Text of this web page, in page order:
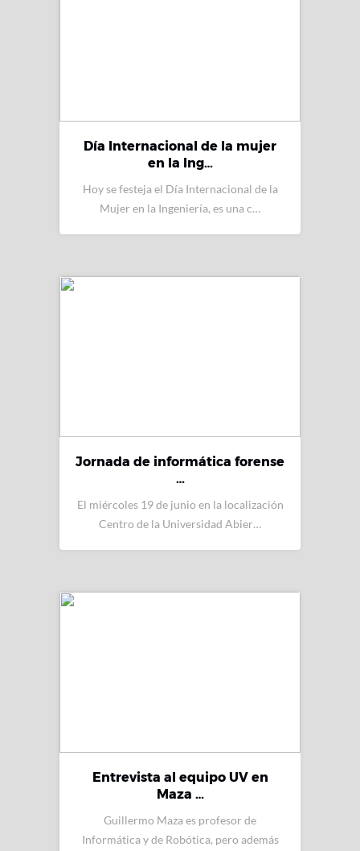
Día Internacional de la mujer
en la Ing…
Hoy se festeja el Día Internacional de la
Mujer en la Ingeniería, es una c…
Jornada de informática forense
…
El miércoles 19 de junio en la localización
Centro de la Universidad Abier…
Entrevista al equipo UV en
Maza …
Guillermo Maza es profesor de
Informática y de Robótica, pero además